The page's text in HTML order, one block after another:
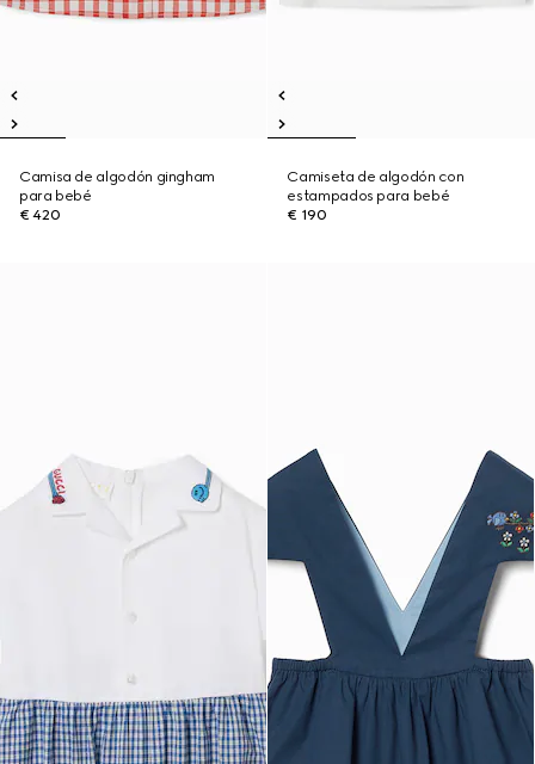
Camisa de algodón gingham
para bebé
€ 420
Camiseta de algodón con
estampados para bebé
€ 190